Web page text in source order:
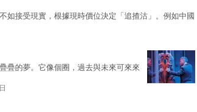
如接受現實，根據現時價位決定「追揸沽」。例如中國
疊的夢。它像個圈，過去與未來可來來